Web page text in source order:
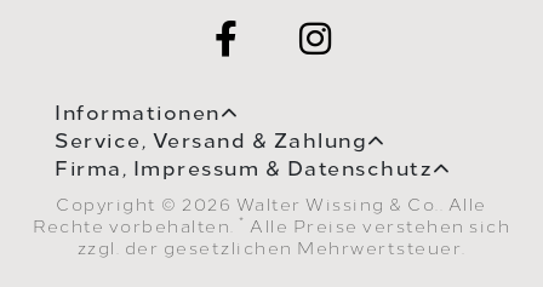
Informationen
Service, Versand & Zahlung
Firma, Impressum & Datenschutz
Copyright © 2026 Walter Wissing & Co.. Alle
Rechte vorbehalten.
* Alle Preise verstehen sich
zzgl. der gesetzlichen Mehrwertsteuer.